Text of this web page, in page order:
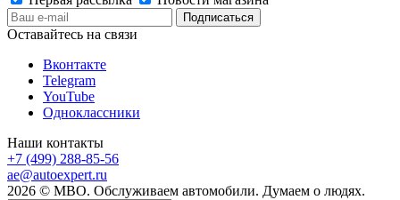
Оставайтесь на связи
Вконтакте
Telegram
YouTube
Одноклассники
Наши контакты
+7 (499) 288-85-56
ae@autoexpert.ru
2026 © МВО. Обслуживаем автомобили. Думаем о людях.